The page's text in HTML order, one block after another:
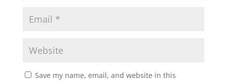
Save my name, email, and website in this